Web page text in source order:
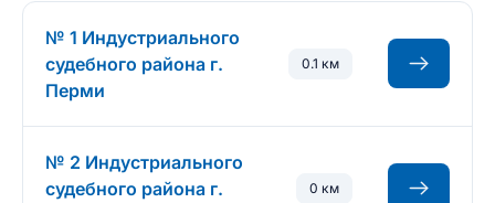
№ 1 Индустриального
судебного района г.
Перми
0.1 км
№ 2 Индустриального
судебного района г.
0 км